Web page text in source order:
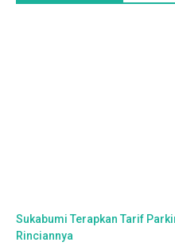
Sukabumi Terapkan Tarif
Rinciannya